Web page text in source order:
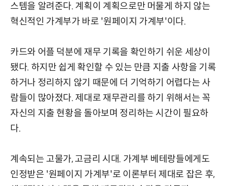
스템을 알려준다. 계획이 계획으로만 머물게 하지 않는
혁신적인 가계부가 바로 '원페이지 가계부'이다.
카드와 어플 덕분에 재무 기록을 확인하기 쉬운 세상이
됐다. 하지만 쉽게 확인할 수 있는 만큼 지출 사항을 기록
하거나 정리하지 않기 때문에 더 기억하기 어렵다는 사
람들이 많아졌다. 제대로 재무관리를 하기 위해서는 꼭
자신의 지출 현황을 돌아보며 정리하는 시간이 필요하
다.
계속되는 고물가, 고금리 시대. 가계부 베테랑들에게도
인정받은 '원페이지 가계부'로 이론부터 제대로 잡은 후,